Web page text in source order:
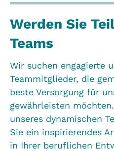
Werden Sie
Teams
Wir suchen engagierte
Teammitglieder, die
beste Versorgung für
gewährleisten
unseres dynamischen
Sie ein inspirierendes
in Ihrer beruflichen